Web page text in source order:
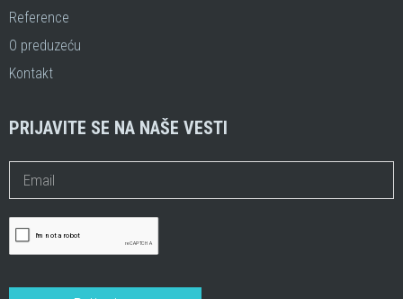
Reference
O preduzeću
Kontakt
PRIJAVITE SE NA NAŠE VESTI